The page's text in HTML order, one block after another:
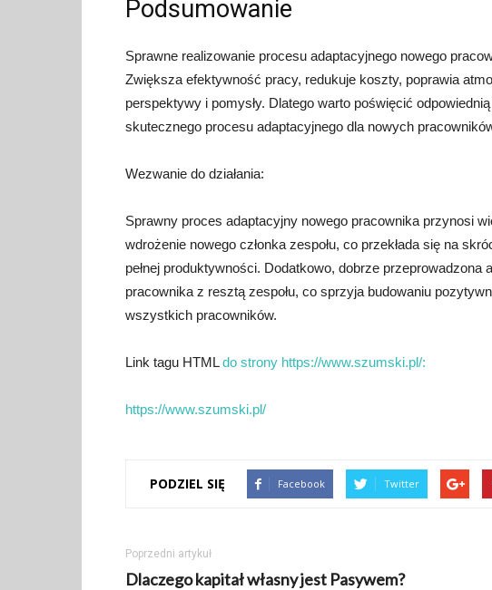
Podsumowanie
Sprawne realizowanie procesu adaptacyjnego nowego
Zwiększa efektywność pracy, redukuje koszty, poprawia
perspektywy i pomysły. Dlatego warto poświęcić
skutecznego procesu adaptacyjnego dla nowych
Wezwanie do działania:
Sprawny proces adaptacyjny nowego pracownika przynosi
wdrożenie nowego członka zespołu, co przekłada się na
pełnej produktywności. Dodatkowo, dobrze przeprowadzona
pracownika z resztą zespołu, co sprzyja budowaniu
wszystkich pracowników.
Link tagu HTMLdo strony https://www.szumski.pl/:
https://www.szumski.pl/
PODZIEL SIĘ Facebook Twitter
Poprzedni artykuł
Dlaczego kapitał własny jest Pasywem?